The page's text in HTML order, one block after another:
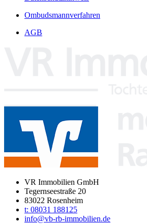
Ombudsmannverfahren
AGB
VR Immobilien GmbH
Tegernseestraße 20
83022 Rosenheim
t: 08031 188125
info@vb-rb-immobilien.de